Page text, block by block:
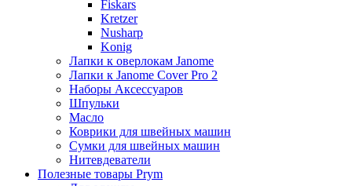
Fiskars
Kretzer
Nusharp
Konig
Лапки к оверлокам Janome
Лапки к Janome Cover Pro 2
Наборы Аксессуаров
Шпульки
Масло
Коврики для швейных машин
Сумки для швейных машин
Нитевдеватели
Полезные товары Prym